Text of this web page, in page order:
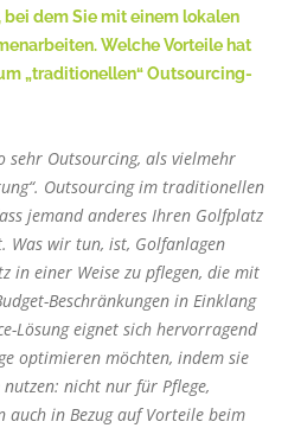
dem Sie mit einem lokalen
Welche Vorteile hat
„traditionellen“ Outsourcing-
sehr Outsourcing, als vielmehr
Outsourcing im traditionellen
jemand anderes Ihren Golfplatz
Was wir tun, ist, Golfanlagen
in einer Weise zu pflegen, die mit
Beschränkungen in Einklang
Lösung eignet sich hervorragend
optimieren möchten, indem sie
nicht nur für Pflege,
auch in Bezug auf Vorteile beim